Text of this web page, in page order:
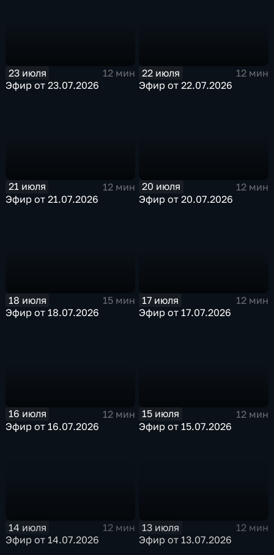
23 июля
12 мин
Эфир от 23.07.2026
22 июля
12 мин
Эфир от 22.07.2026
21 июля
12 мин
Эфир от 21.07.2026
20 июля
12 мин
Эфир от 20.07.2026
18 июля
15 мин
Эфир от 18.07.2026
17 июля
12 мин
Эфир от 17.07.2026
16 июля
12 мин
Эфир от 16.07.2026
15 июля
12 мин
Эфир от 15.07.2026
14 июля
12 мин
Эфир от 14.07.2026
13 июля
12 мин
Эфир от 13.07.2026